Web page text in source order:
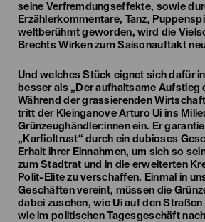
seine Verfremdungseffekte, sowie
Erzählerkommentare, Tanz,
weltberühmt geworden, wird die
Brechts Wirken zum Saisonauftakt
Und welches Stück eignet sich dafür
besser als „Der aufhaltsame Aufstieg
Während der grassierenden
tritt der Kleinganove Arturo Ui ins
Grünzeughändler:innen ein. Er
„Karfioltrust“ durch ein dubioses
Erhalt ihrer Einnahmen, um sich so
zum Stadtrat und in die erweiterten
Polit-Elite zu verschaffen. Einmal in
Geschäften vereint, müssen die
dabei zusehen, wie Ui auf den
wie im politischen Tagesgeschäft